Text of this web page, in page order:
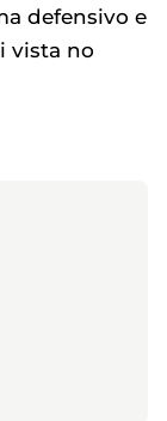
defensivo e
vista no